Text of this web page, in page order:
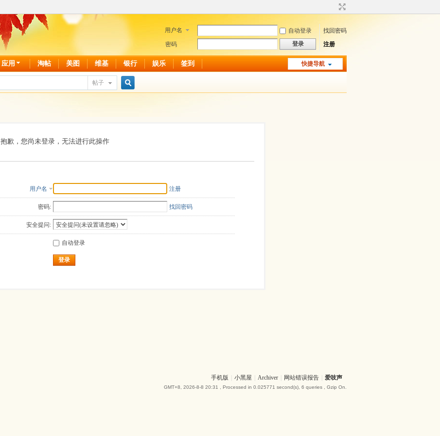
用户名 自动登录
找回密码
密码
登录 注册
快捷导航
应用 淘帖 美图 维基 银行 娱乐 签到
帖子
抱歉，您尚未登录，无法进行此操作
用户名 注册
密码: 找回密码
安全提问:
自动登录
登录
手机版 小黑屋 Archiver 网站错误报告 爱吱声
GMT+8, 2026-8-8 20:31 , Processed in 0.025771 second(s), 6 queries , Gzip On.